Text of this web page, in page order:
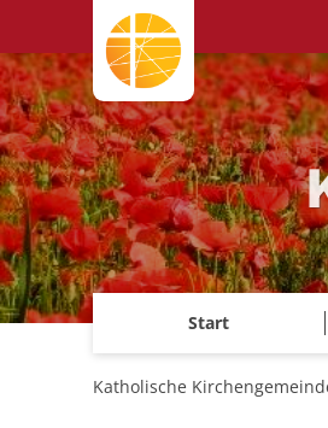
Zum Inhalt springen
Start
Katholische